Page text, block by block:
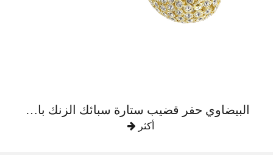
البيضاوي حفر قضيب ستارة سبائك الزنك بالكامل
أكثر